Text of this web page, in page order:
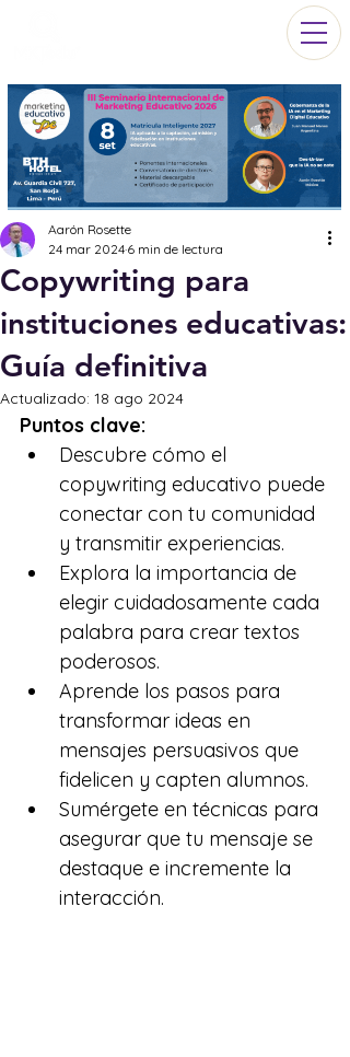
Copywriting para
instituciones educativas:
Guía definitiva
Aarón Rosette
24 mar 2024 6 min de lectura
Actualizado: 18 ago 2024
Puntos clave:
Descubre cómo el
copywriting educativo puede
conectar con tu comunidad
y transmitir experiencias.
Explora la importancia de
elegir cuidadosamente cada
palabra para crear textos
poderosos.
Aprende los pasos para
transformar ideas en
mensajes persuasivos que
fidelicen y capten alumnos.
Sumérgete en técnicas para
asegurar que tu mensaje se
destaque e incremente la
interacción.